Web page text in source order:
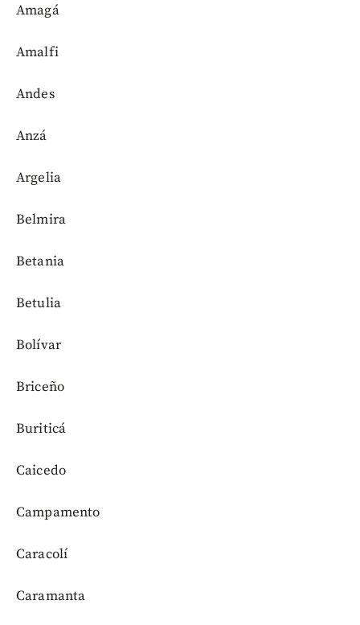
Amagá
Amalfi
Andes
Anzá
Argelia
Belmira
Betania
Betulia
Bolívar
Briceño
Buriticá
Caicedo
Campamento
Caracolí
Caramanta